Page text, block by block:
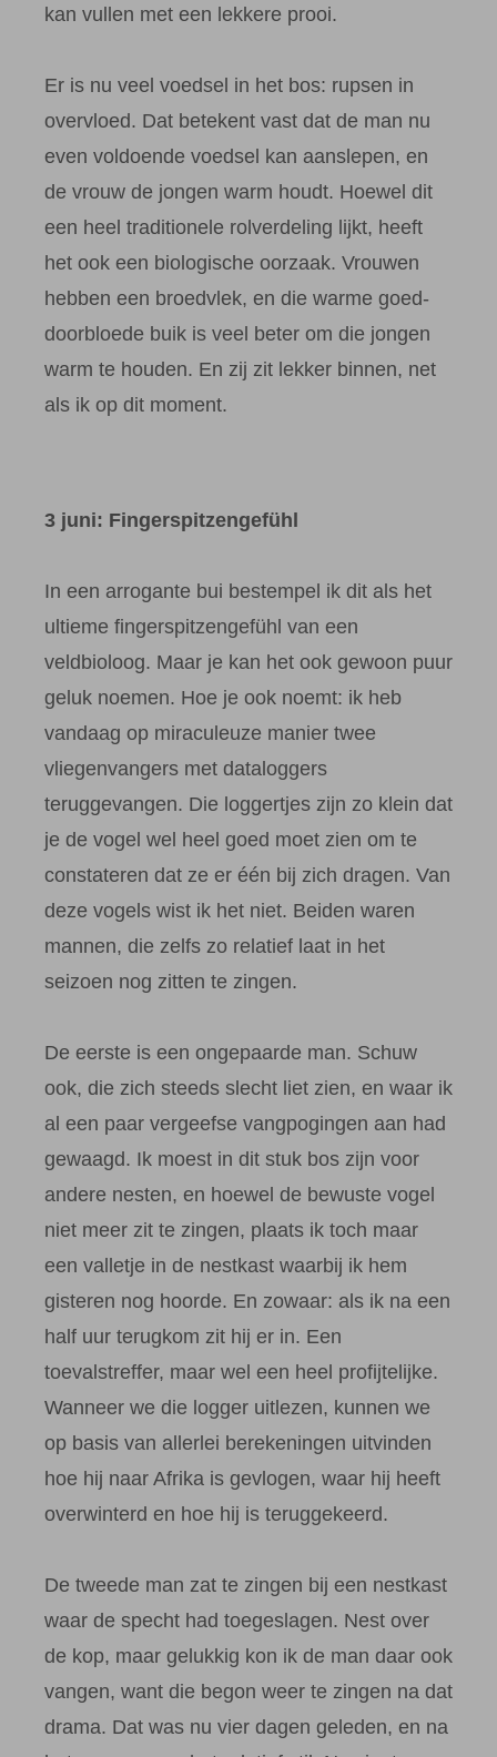
kan vullen met een lekkere prooi.
Er is nu veel voedsel in het bos: rupsen in
overvloed. Dat betekent vast dat de man nu
even voldoende voedsel kan aanslepen, en
de vrouw de jongen warm houdt. Hoewel dit
een heel traditionele rolverdeling lijkt, heeft
het ook een biologische oorzaak. Vrouwen
hebben een broedvlek, en die warme goed-
doorbloede buik is veel beter om die jongen
warm te houden. En zij zit lekker binnen, net
als ik op dit moment.
3 juni: Fingerspitzengefühl
In een arrogante bui bestempel ik dit als het
ultieme fingerspitzengefühl van een
veldbioloog. Maar je kan het ook gewoon puur
geluk noemen. Hoe je ook noemt: ik heb
vandaag op miraculeuze manier twee
vliegenvangers met dataloggers
teruggevangen. Die loggertjes zijn zo klein dat
je de vogel wel heel goed moet zien om te
constateren dat ze er één bij zich dragen. Van
deze vogels wist ik het niet. Beiden waren
mannen, die zelfs zo relatief laat in het
seizoen nog zitten te zingen.
De eerste is een ongepaarde man. Schuw
ook, die zich steeds slecht liet zien, en waar ik
al een paar vergeefse vangpogingen aan had
gewaagd. Ik moest in dit stuk bos zijn voor
andere nesten, en hoewel de bewuste vogel
niet meer zit te zingen, plaats ik toch maar
een valletje in de nestkast waarbij ik hem
gisteren nog hoorde. En zowaar: als ik na een
half uur terugkom zit hij er in. Een
toevalstreffer, maar wel een heel profijtelijke.
Wanneer we die logger uitlezen, kunnen we
op basis van allerlei berekeningen uitvinden
hoe hij naar Afrika is gevlogen, waar hij heeft
overwinterd en hoe hij is teruggekeerd.
De tweede man zat te zingen bij een nestkast
waar de specht had toegeslagen. Nest over
de kop, maar gelukkig kon ik de man daar ook
vangen, want die begon weer te zingen na dat
drama. Dat was nu vier dagen geleden, en na